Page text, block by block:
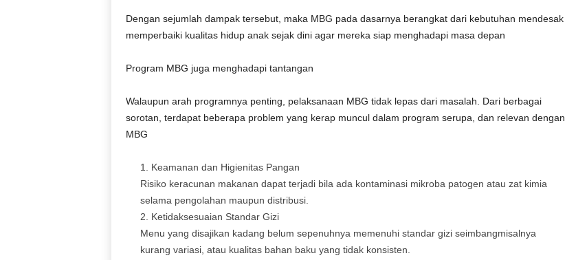
Dengan sejumlah dampak tersebut, maka MBG pada dasarnya berangkat dari kebutuhan mendesak
memperbaiki kualitas hidup anak sejak dini agar mereka siap menghadapi masa depan
Program MBG juga menghadapi tantangan
Walaupun arah programnya penting, pelaksanaan MBG tidak lepas dari masalah. Dari berbagai
sorotan, terdapat beberapa problem yang kerap muncul dalam program serupa, dan relevan dengan
MBG
Keamanan dan Higienitas Pangan
Risiko keracunan makanan dapat terjadi bila ada kontaminasi mikroba patogen atau zat kimia
selama pengolahan maupun distribusi.
Ketidaksesuaian Standar Gizi
Menu yang disajikan kadang belum sepenuhnya memenuhi standar gizi seimbangmisalnya
kurang variasi, atau kualitas bahan baku yang tidak konsisten.